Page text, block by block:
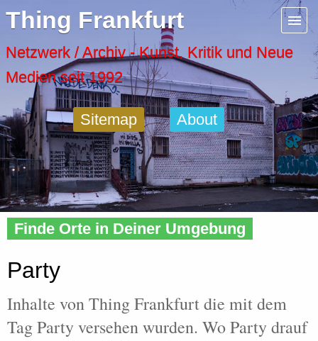
Thing Frankfurt
Netzwerk / Archiv - Kunst, Kritik und Neue
Medien seit 1992
Sitemap About
Home »Tags» Party
Finde Orte in Deiner Umgebung
Party
Inhalte von Thing Frankfurt die mit dem
Tag Party versehen wurden. Wo Party drauf
Menu
Artspaces
Cool Places
Frankfurt Diary
Activity
Recent Posts